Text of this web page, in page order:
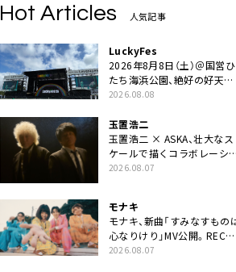
Hot Articles 人気記事
LuckyFes
2026年8月8日（土）＠国営ひ
たち海浜公園、絶好の好天の
中＜LuckyFes’26＞開幕
2026.08.08
玉置浩二
玉置浩二 × ASKA、壮大なス
ケールで描くコラボレーショ
ン曲「音銀河」リリース決定。
2026.08.07
モナキ
モナキ、新曲「すみなすもの
心なりけり」MV公開。RECの
ギターにEvery Little Thing・
2026.08.07